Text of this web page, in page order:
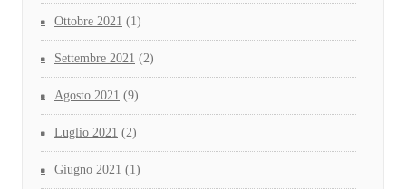
Ottobre 2021 (1)
Settembre 2021 (2)
Agosto 2021 (9)
Luglio 2021 (2)
Giugno 2021 (1)